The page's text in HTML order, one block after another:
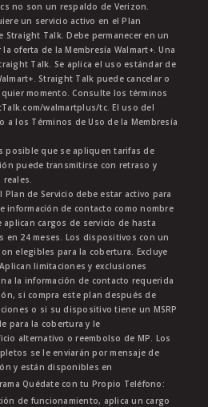
no son un respaldo de Verizon.
un servicio activo en el Plan
Talk. Debe permanecer en un
oferta de la Membresía Walmart+. Una
Talk. Se aplica el uso estándar de
Straight Talk puede cancelar o
momento. Consulte los términos
walmartplus/tc. El uso del
a los Términos de Uso de la Membresía
posible que se apliquen tarifas de
puede transmitirse con retraso y
Plan de Servicio debe estar activo para
información de contacto como nombre
aplican cargos de servicio de hasta
en 24 meses. Los dispositivos con un
elegibles para la cobertura. Excluye
limitaciones y exclusiones
la información de contacto requerida
si compra este plan después de
o si su dispositivo tiene un MSRP
para la cobertura y le
alternativo o reembolso de MP. Los
se le enviarán por mensaje de
y están disponibles en
Quédate con tu Propio Teléfono:
de funcionamiento, aplica un cargo